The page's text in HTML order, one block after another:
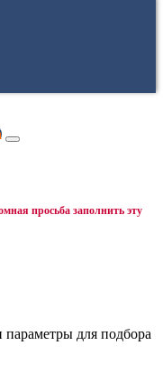
просьба заполнить эту
для подбора